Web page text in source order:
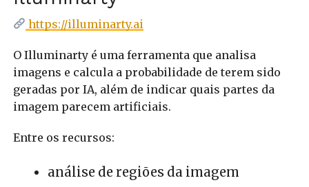
https://illuminarty.ai
O Illuminarty é uma ferramenta que analisa
imagens e calcula a probabilidade de terem sido
geradas por IA, além de indicar quais partes da
imagem parecem artificiais.
Entre os recursos:
análise de regiões da imagem